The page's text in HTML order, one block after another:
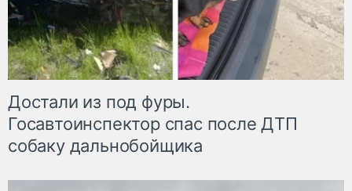
Достали из под фуры.
Госавтоинспектор спас после ДТП
собаку дальнобойщика